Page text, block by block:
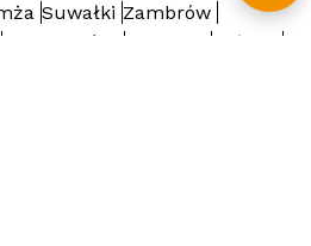
Suwałki Zambrów
Zielona Góra Kargowa
Łężyca